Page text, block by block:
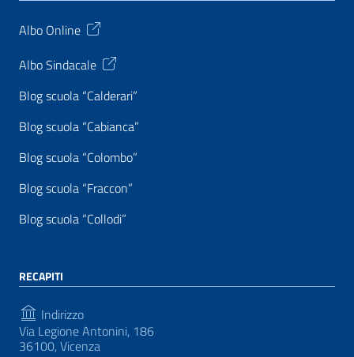
Albo Online
Albo Sindacale
Blog scuola “Calderari”
Blog scuola “Cabianca”
Blog scuola “Colombo”
Blog scuola “Fraccon”
Blog scuola “Collodi”
RECAPITI
Indirizzo
Via Legione Antonini, 186
36100, Vicenza